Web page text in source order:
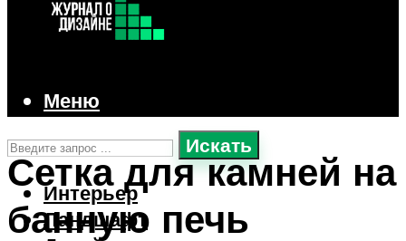
Искать
Интерьер
Ландшафт
Меню
Сетка для камней на
банную печь